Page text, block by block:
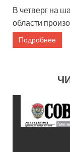
В четверг на
области
Подробнее